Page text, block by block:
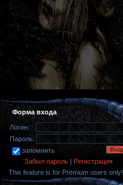
Форма входа
Логин:
Пароль:
запомнить
Забыл пароль | Регистрация
This feature is for Premium users only!